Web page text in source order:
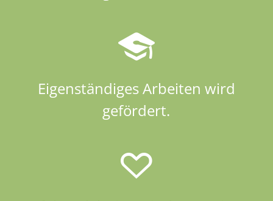
Eigenständiges Arbeiten wird
gefördert.
Erfolgserlebnisse sind garantiert.